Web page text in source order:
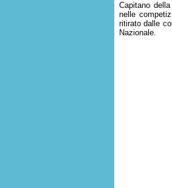
Capitano
nelle
ritirato dalle
Nazionale.